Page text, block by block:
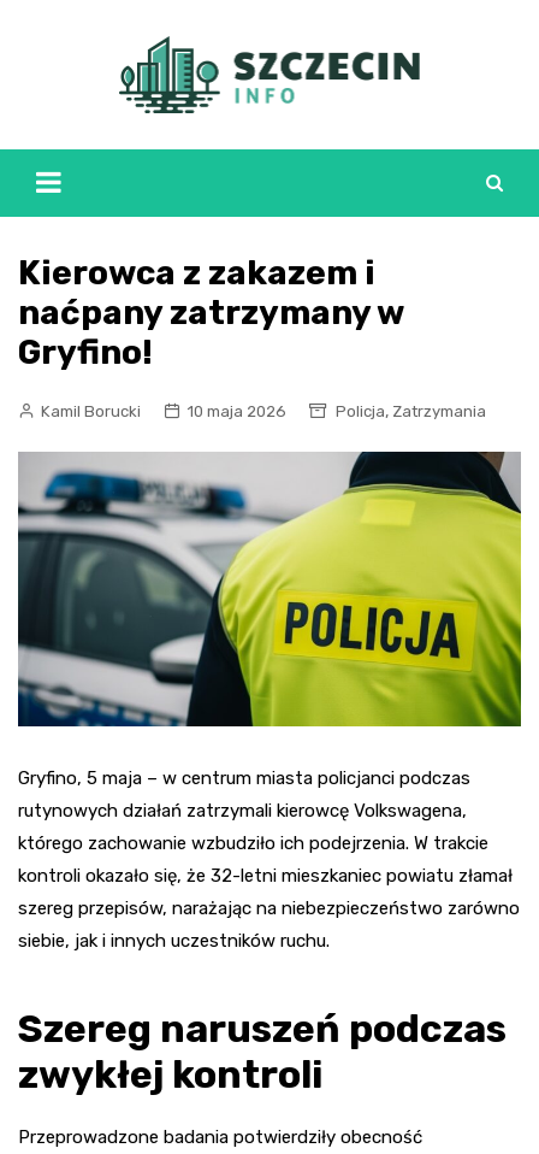
Kierowca z zakazem i
naćpany zatrzymany w
Gryfino!
Kamil Borucki 10 maja 2026 Policja, Zatrzymania
Gryfino, 5 maja – w centrum miasta policjanci podczas
rutynowych działań zatrzymali kierowcę Volkswagena,
którego zachowanie wzbudziło ich podejrzenia. W trakcie
kontroli okazało się, że 32-letni mieszkaniec powiatu złamał
szereg przepisów, narażając na niebezpieczeństwo zarówno
siebie, jak i innych uczestników ruchu.
Szereg naruszeń podczas
zwykłej kontroli
Przeprowadzone badania potwierdziły obecność